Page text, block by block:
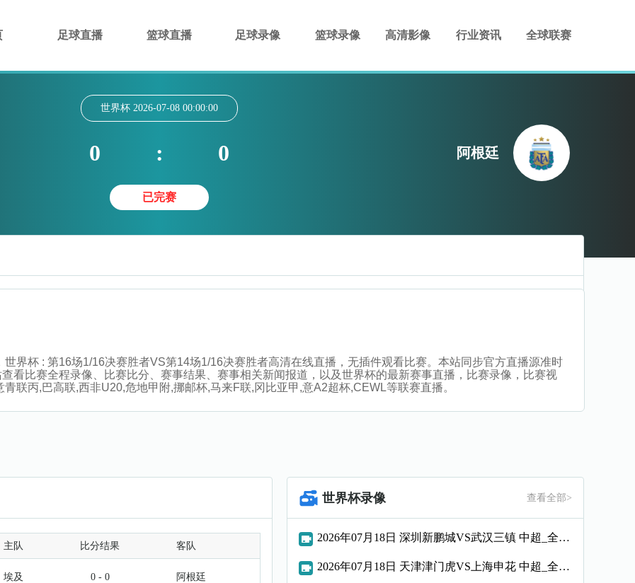
足球直播 篮球直播 足球录像 篮球录像 高清影像 行业资讯 全球联赛
世界杯 2026-07-08 00:00:00
0 : 0
已完赛
阿根廷
界杯 : 第16场1/16决赛胜者VS第14场1/16决赛胜者高清在线直播，无插件观看比赛。本站同步官方直播源准时
看比赛全程录像、比赛比分、赛事结果、赛事相关新闻报道，以及世界杯的最新赛事直播，比赛录像，比赛视
联丙,巴高联,西非U20,危地甲附,挪邮杯,马来F联,冈比亚甲,意A2超杯,CEWL等联赛直播。
主队 比分结果 客队
埃及 0 - 0 阿根廷
世界杯录像 查看全部>
2026年07月18日 深圳新鹏城VS武汉三镇 中超_全场录像【视频集锦】
2026年07月18日 天津津门虎VS上海申花 中超_全场录像【视频集锦】